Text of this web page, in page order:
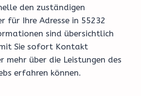
den zuständigen
für Ihre Adresse in 55232
sind übersichtlich
Sie sofort Kontakt
mehr über die Leistungen des
erfahren können.